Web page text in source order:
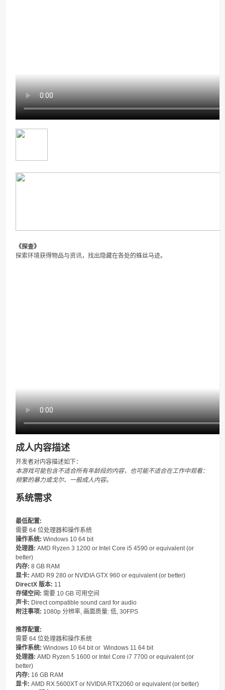
《探查》
探索环境获得物品与资讯，找出隐藏在各处的蛛丝马迹。
成人内容描述
开发者对内容描述如下：
本游戏可能包含不适合所有年龄段的内容，也可能不适合在工作中观看：
频繁的暴力或戈尔、一般成人内容。
系统需求
最低配置:
需要 64 位处理器和操作系统
操作系统: Windows 10 64 bit
处理器: AMD Ryzen 3 1200 or Intel Core i5 4590 or equivalent (or
better)
内存: 8 GB RAM
显卡: AMD R9 280 or NVIDIA GTX 960 or equivalent (or better)
DirectX 版本: 11
存储空间: 需要 10 GB 可用空间
声卡: Direct compatible sound card for audio
附注事项: 1080p 分辨率, 画面质量: 低, 30FPS
推荐配置:
需要 64 位处理器和操作系统
操作系统: Windows 10 64 bit or Windows 11 64 bit
处理器: AMD Ryzen 5 1600 or Intel Core i7 7700 or equivalent (or
better)
内存: 16 GB RAM
显卡: AMD RX 5600XT or NVIDIA RTX2060 or equivalent (or better)